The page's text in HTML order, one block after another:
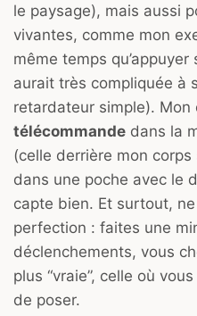
le paysage), mais aussi
vivantes, comme mon
même temps
aurait très compliquée à
retardateur simple). Mon
télécommande dans la
(celle derrière mon
dans une poche avec le
capte bien. Et surtout,
perfection : faites une
déclenchements, vous
plus “vraie”, celle où
de poser.